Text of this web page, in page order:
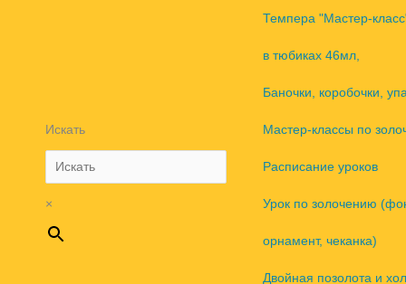
Искать
×
Темпера "Мастер-
в тюбиках 46мл,
Баночки, коробочки,
Мастер-классы по
Расписание уроков
Урок по золочению
орнамент, чеканка)
Двойная позолота и